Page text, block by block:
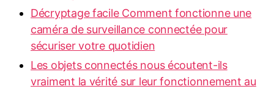
Décryptage facile Comment fonctionne une
caméra de surveillance connectée pour
sécuriser votre quotidien
Les objets connectés nous écoutent-ils
vraiment la vérité sur leur fonctionnement au